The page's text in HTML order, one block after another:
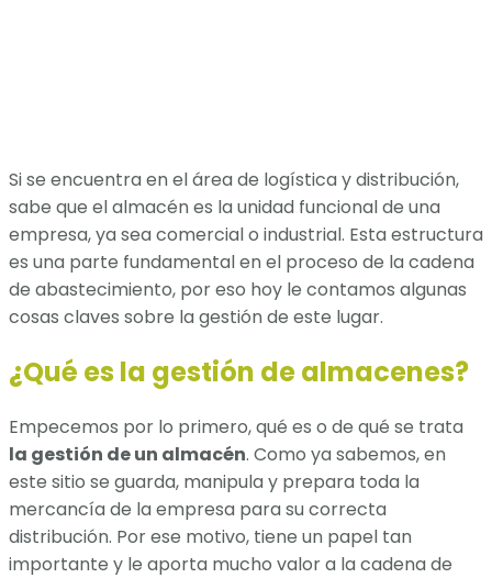
Si se encuentra en el área de logística y distribución,
sabe que el almacén es la unidad funcional de una
empresa, ya sea comercial o industrial. Esta estructura
es una parte fundamental en el proceso de la cadena
de abastecimiento, por eso hoy le contamos algunas
cosas claves sobre la gestión de este lugar.
¿Qué es la gestión de almacenes?
Empecemos por lo primero, qué es o de qué se trata
la gestión de un almacén. Como ya sabemos, en
este sitio se guarda, manipula y prepara toda la
mercancía de la empresa para su correcta
distribución. Por ese motivo, tiene un papel tan
importante y le aporta mucho valor a la cadena de